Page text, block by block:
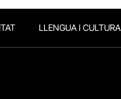
LLENGUA I CULTURA